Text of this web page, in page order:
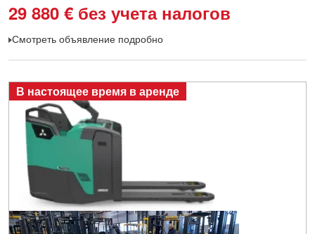
29 880 € без учета налогов
Смотреть объявление подробно
В настоящее время в аренде